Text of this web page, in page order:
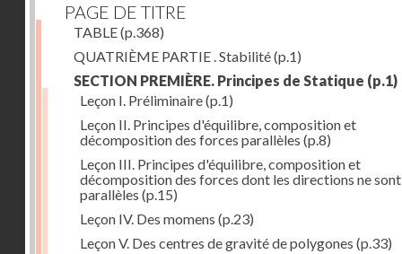
PAGE DE TITRE
TABLE(p.368)
QUATRIÈME PARTIE . Stabilité(p.1)
SECTION PREMIÈRE. Principes de Statique (p.1)
Leçon I. Préliminaire(p.1)
Leçon II. Principes d'équilibre, composition et
décomposition des forces parallèles (p.8)
Leçon III. Principes d'équilibre, composition et
décomposition des forces dont les directions ne
parallèles (p.15)
Leçon IV. Des momens (p.23)
Leçon V. Des centres de gravité de polygones (p.33)